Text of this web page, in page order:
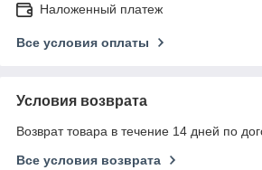
Наложенный платеж
Все условия оплаты
Условия возврата
Возврат товара в течение 14 дней по
Все условия возврата